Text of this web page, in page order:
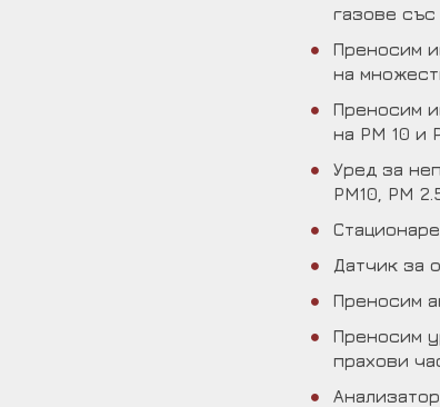
газове
Преносим
на
Преносим
на PM 10 и
Уред за
PM10, PM
Датчик за
Преносим
Преносим
прахови